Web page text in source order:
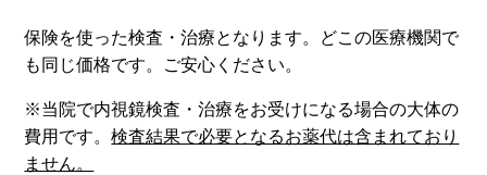
保険を使った検査・治療となります。どこの医療機関で
も同じ価格です。ご安心ください。
※当院で内視鏡検査・治療をお受けになる場合の大体の
費用です。検査結果で必要となるお薬代は含まれており
ません。